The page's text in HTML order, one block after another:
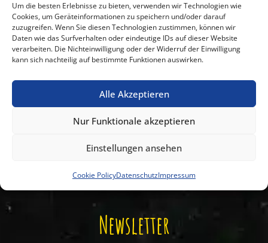
Um die besten Erlebnisse zu bieten, verwenden wir Technologien wie
Cookies, um Geräteinformationen zu speichern und/oder darauf
zuzugreifen. Wenn Sie diesen Technologien zustimmen, können wir
Daten wie das Surfverhalten oder eindeutige IDs auf dieser Website
verarbeiten. Die Nichteinwilligung oder der Widerruf der Einwilligung
kann sich nachteilig auf bestimmte Funktionen auswirken.
Alle Akzeptieren
Nur Funktionale akzeptieren
Einstellungen ansehen
Cookie PolicyDatenschutzImpressum
Kontakt
Wir sind für euch da:
+49 (0) 33 206 610 70
täglich geöffnet
Newsletter